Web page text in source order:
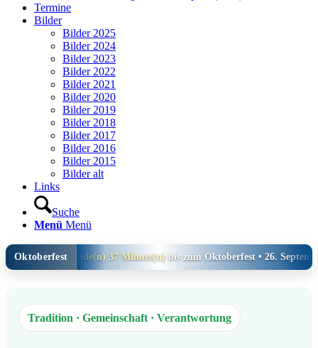
Termine
Bilder
Bilder 2025
Bilder 2024
Bilder 2023
Bilder 2022
Bilder 2021
Bilder 2020
Bilder 2019
Bilder 2018
Bilder 2017
Bilder 2016
Bilder 2015
Bilder alt
Links
Suche
Menü Menü
Oktoberfest
Tag(e) 1 Stunde(n) 37 Minute(n)bis zum Oktoberfest • 26. September
Tradition · Gemeinschaft · Verantwortung